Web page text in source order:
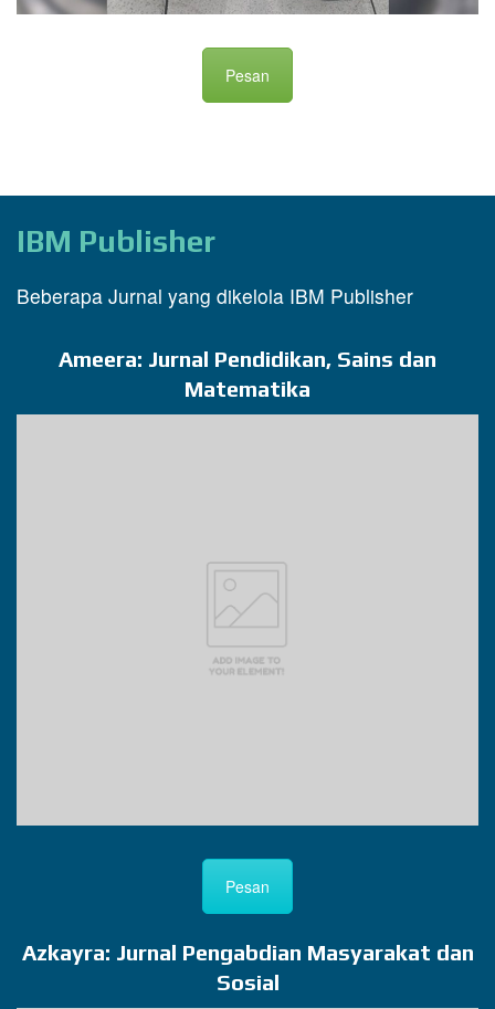
Pesan
IBM Publisher
Beberapa Jurnal yang dikelola IBM Publisher
Ameera: Jurnal Pendidikan, Sains dan
Matematika
Pesan
Azkayra: Jurnal Pengabdian Masyarakat dan
Sosial